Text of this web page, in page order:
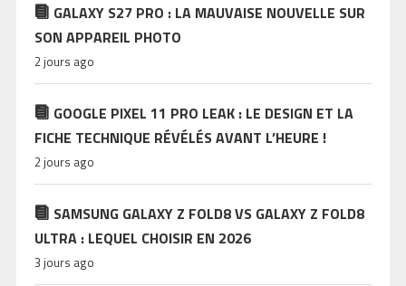
GALAXY S27 PRO : LA MAUVAISE NOUVELLE SUR
SON APPAREIL PHOTO
2 jours ago
GOOGLE PIXEL 11 PRO LEAK : LE DESIGN ET LA
FICHE TECHNIQUE RÉVÉLÉS AVANT L’HEURE !
2 jours ago
SAMSUNG GALAXY Z FOLD8 VS GALAXY Z FOLD8
ULTRA : LEQUEL CHOISIR EN 2026
3 jours ago